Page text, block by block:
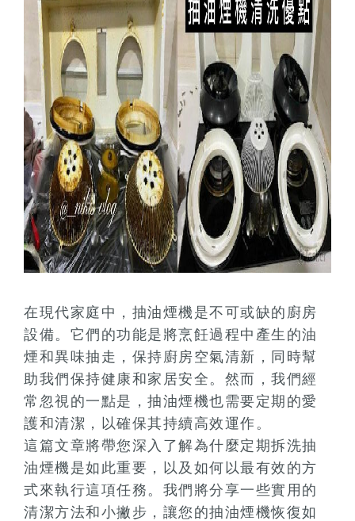
在現代家庭中，抽油煙機是不可或缺的廚房
設備。它們的功能是將烹飪過程中產生的油
煙和異味抽走，保持廚房空氣清新，同時幫
助我們保持健康和家居安全。然而，我們經
常忽視的一點是，抽油煙機也需要定期的愛
護和清潔，以確保其持續高效運作。
這篇文章將帶您深入了解為什麼定期拆洗抽
油煙機是如此重要，以及如何以最有效的方
式來執行這項任務。我們將分享一些實用的
清潔方法和小撇步，讓您的抽油煙機恢復如